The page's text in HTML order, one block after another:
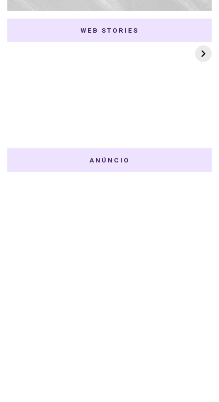
WEB STORIES
7 K-dramas Enemies
to Lovers
Thai Dramas com
First e Khaotung
ANÚNCIO